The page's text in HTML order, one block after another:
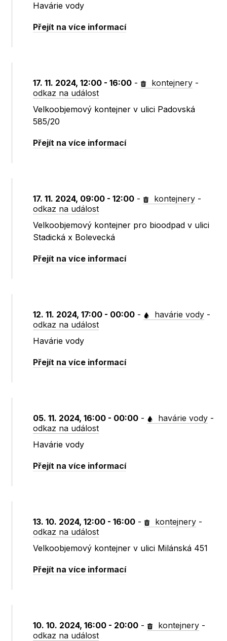
Havárie vody
Přejít na více informací
17. 11. 2024, 12:00 - 16:00 - kontejnery -
odkaz na událost
Velkoobjemový kontejner v ulici Padovská
585/20
Přejít na více informací
17. 11. 2024, 09:00 - 12:00 - kontejnery -
odkaz na událost
Velkoobjemový kontejner pro bioodpad v ulici
Stadická x Bolevecká
Přejít na více informací
12. 11. 2024, 17:00 - 00:00 - havárie vody -
odkaz na událost
Havárie vody
Přejít na více informací
05. 11. 2024, 16:00 - 00:00 - havárie vody -
odkaz na událost
Havárie vody
Přejít na více informací
13. 10. 2024, 12:00 - 16:00 - kontejnery -
odkaz na událost
Velkoobjemový kontejner v ulici Milánská 451
Přejít na více informací
10. 10. 2024, 16:00 - 20:00 - kontejnery -
odkaz na událost